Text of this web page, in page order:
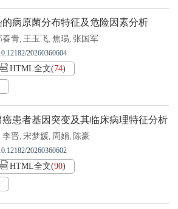
病原菌分布特征及危险因素分析
春青, 王玉飞, 焦瑒, 张国军
20260360604
HTML全文(74)
患者基因突变及其临床病理特征分析
李晋, 宋梦媛, 周娟, 陈豪
20260360602
HTML全文(90)